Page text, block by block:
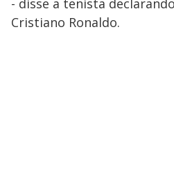
- disse a tenista
Cristiano Ronaldo.